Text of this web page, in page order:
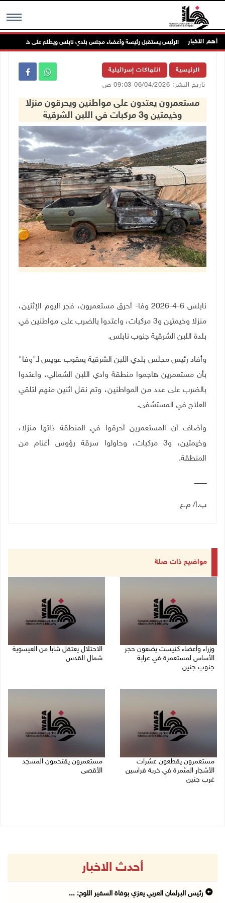
MENU أهم الاخبار الرئيس يستقبل رئيسة وأعضاء مجلس بلدي نابلس ويطلع على خطط النهوض
الرئيسية انتهاكات إسرائيلية
تاريخ النشر: 06/04/2026 09:03 ص
مستعمرون يعتدون على مواطنين ويحرقون منزلا
وخيمتين و3 مركبات في اللبن الشرقية
نابلس 6-4-2026 وفا- أحرق مستعمرون، فجر اليوم الإثنين،
منزلا وخيمتين و3 مركبات، واعتدوا بالضرب على مواطنين في
بلدة اللبن الشرقية جنوب نابلس.
وأفاد رئيس مجلس بلدي اللبن الشرقية يعقوب عويس لـ"وفا"
بأن مستعمرين هاجموا منطقة وادي اللبن الشمالي، واعتدوا
بالضرب على عدد من المواطنين، وتم نقل اثنين منهم لتلقي
العلاج في المستشفى.
وأضاف أن المستعمرين أحرقوا في المنطقة ذاتها منزلا،
وخيمتين، و3 مركبات، وحاولوا سرقة رؤوس أغنام من
المنطقة.
ــــــــــــ
ب.ا/ م.ع
مواضيع ذات صلة
وزراء وأعضاء كنيست يضعون حجر
الأساس لمستعمرة في عرابة
جنوب جنين
الاحتلال يعتقل شابا من العيسوية
شمال القدس
مستعمرون يقطعون عشرات
الأشجار المثمرة في خربة فراسين
غرب جنين
مستعمرون يقتحمون المسجد
الأقصى
أحدث الاخبار
رئيس البرلمان العربي يعزي بوفاة السفير اللوح: ...